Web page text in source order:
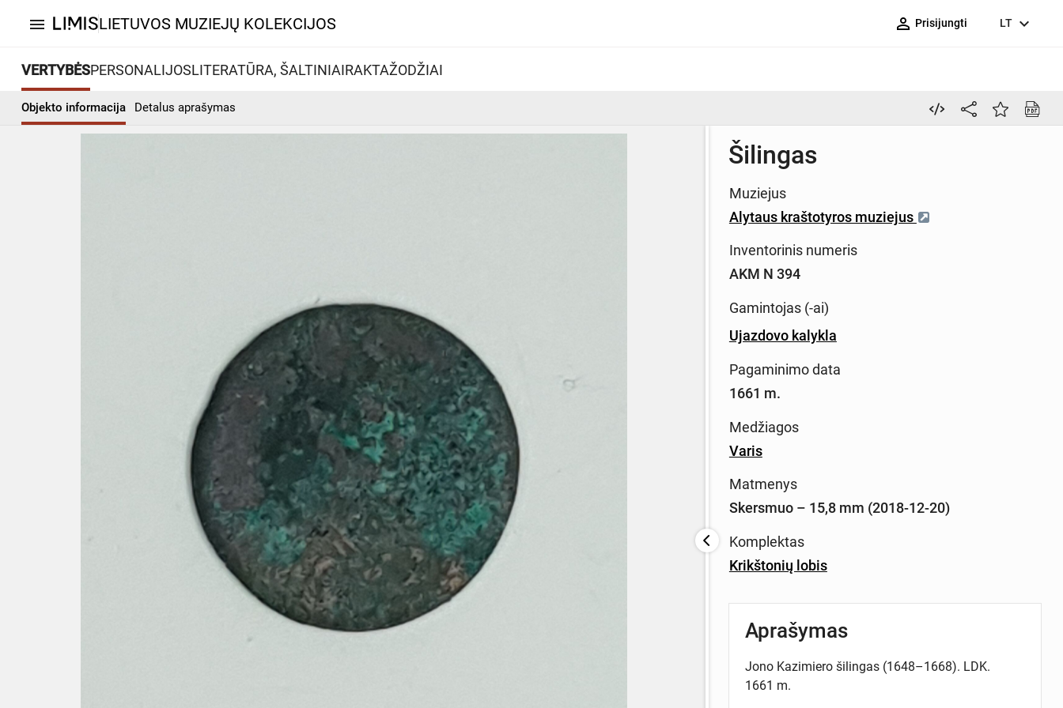
menu LIETUVOS MUZIEJŲ KOLEKCIJOS person_outline Prisijungti LT expand_more
VERTYBĖSPERSONALIJOSLITERATŪRA, ŠALTINIAIRAKTAŽODŽIAI
Objekto informacija Detalus aprašymas
Šilingas
Muziejus
Alytaus kraštotyros muziejus
Inventorinis numeris
AKM N 394
Gamintojas (-ai)
Ujazdovo kalykla
Pagaminimo data
1661 m.
Medžiagos
Varis
Matmenys
Skersmuo – 15,8 mm (2018-12-20)
Komplektas
Krikštonių lobis
Aprašymas
Jono Kazimiero šilingas (1648–1668). LDK.
1661 m.